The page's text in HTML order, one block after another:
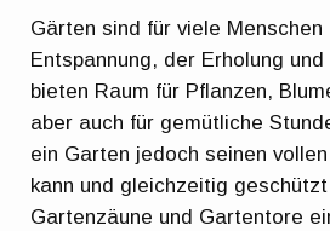
Gärten sind für viele
Entspannung, der Erholung
bieten Raum für Pflanzen,
aber auch für gemütliche
ein Garten jedoch seinen
kann und gleichzeitig
Gartenzäune und Gartentore